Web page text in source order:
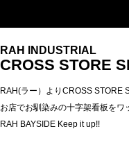
RAH INDUSTRIAL
CROSS STORE
RAH(ラー）よりCROSS STORE
お店でお馴染みの十字架看板をワ
RAH BAYSIDE Keep it up!!